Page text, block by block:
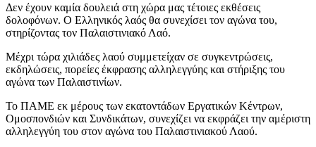
Δεν έχουν καμία δουλειά στη χώρα μας τέτοιες εκθέσεις
δολοφόνων. Ο Ελληνικός λαός θα συνεχίσει τον αγώνα του,
στηρίζοντας τον Παλαιστινιακό Λαό.
Μέχρι τώρα χιλιάδες λαού συμμετείχαν σε συγκεντρώσεις,
εκδηλώσεις, πορείες έκφρασης αλληλεγγύης και στήριξης του
αγώνα των Παλαιστινίων.
Το ΠΑΜΕ εκ μέρους των εκατοντάδων Εργατικών Κέντρων,
Ομοσπονδιών και Συνδικάτων, συνεχίζει να εκφράζει την αμέριστη
αλληλεγγύη του στον αγώνα του Παλαιστινιακού Λαού.